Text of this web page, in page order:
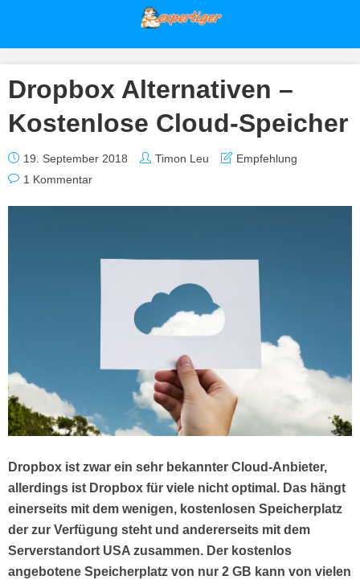
Dropbox Alternativen –
Kostenlose Cloud-Speicher
19. September 2018 Timon Leu
Empfehlung
1 Kommentar
Dropbox ist zwar ein sehr bekannter Cloud-Anbieter,
allerdings ist Dropbox für viele nicht optimal. Das hängt
einerseits mit dem wenigen, kostenlosen Speicherplatz
der zur Verfügung steht und andererseits mit dem
Serverstandort USA zusammen. Der kostenlos
angebotene Speicherplatz von nur 2 GB kann von vielen